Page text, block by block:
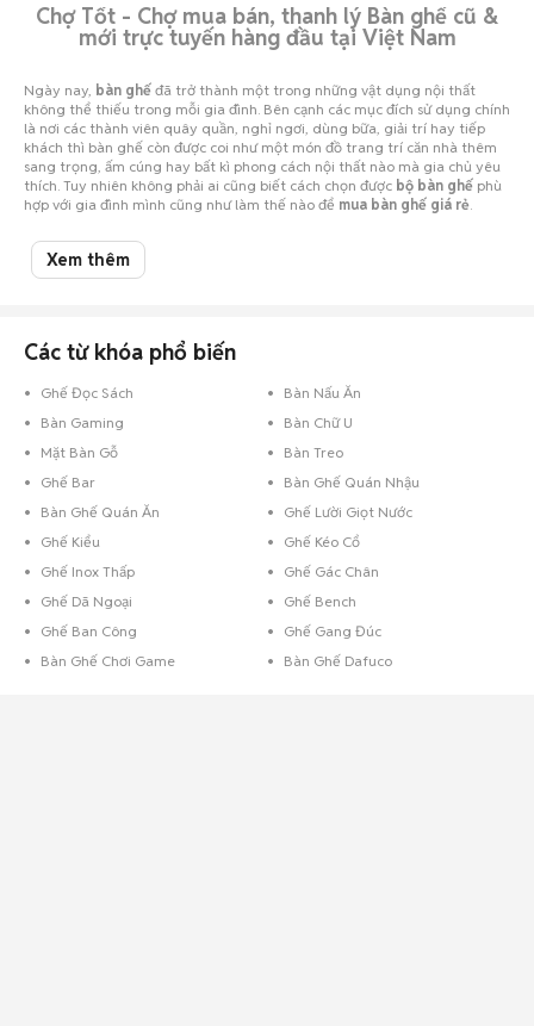
Chợ Tốt - Chợ mua bán, thanh lý Bàn ghế cũ &
mới trực tuyến hàng đầu tại Việt Nam
Ngày nay, bàn ghế đã trở thành một trong những vật dụng nội thất
không thể thiếu trong mỗi gia đình. Bên cạnh các mục đích sử dụng chính
là nơi các thành viên quây quần, nghỉ ngơi, dùng bữa, giải trí hay tiếp
khách thì bàn ghế còn được coi như một món đồ trang trí căn nhà thêm
sang trọng, ấm cúng hay bất kì phong cách nội thất nào mà gia chủ yêu
thích. Tuy nhiên không phải ai cũng biết cách chọn được bộ bàn ghế phù
hợp với gia đình mình cũng như làm thế nào để mua bàn ghế giá rẻ
thêm kiến thức cho mình nhé!
Xem thêm
Các từ khóa phổ biến
Ghế Đọc Sách
Bàn Nấu Ăn
Bàn Gaming
Bàn Chữ U
Mặt Bàn Gỗ
Bàn Treo
Ghế Bar
Bàn Ghế Quán Nhậu
Bàn Ghế Quán Ăn
Ghế Lười Giọt Nước
Ghế Kiểu
Ghế Kéo Cổ
Ghế Inox Thấp
Ghế Gác Chân
Ghế Dã Ngoại
Ghế Bench
Ghế Ban Công
Ghế Gang Đúc
Bàn Ghế Chơi Game
Bàn Ghế Dafuco